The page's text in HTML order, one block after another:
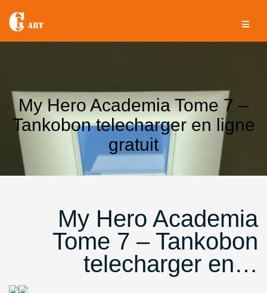
contenu
My Hero Academia Tome 7 –
Tankobon telecharger en ligne
gratuit
My Hero Academia
Tome 7 – Tankobon
telecharger en…